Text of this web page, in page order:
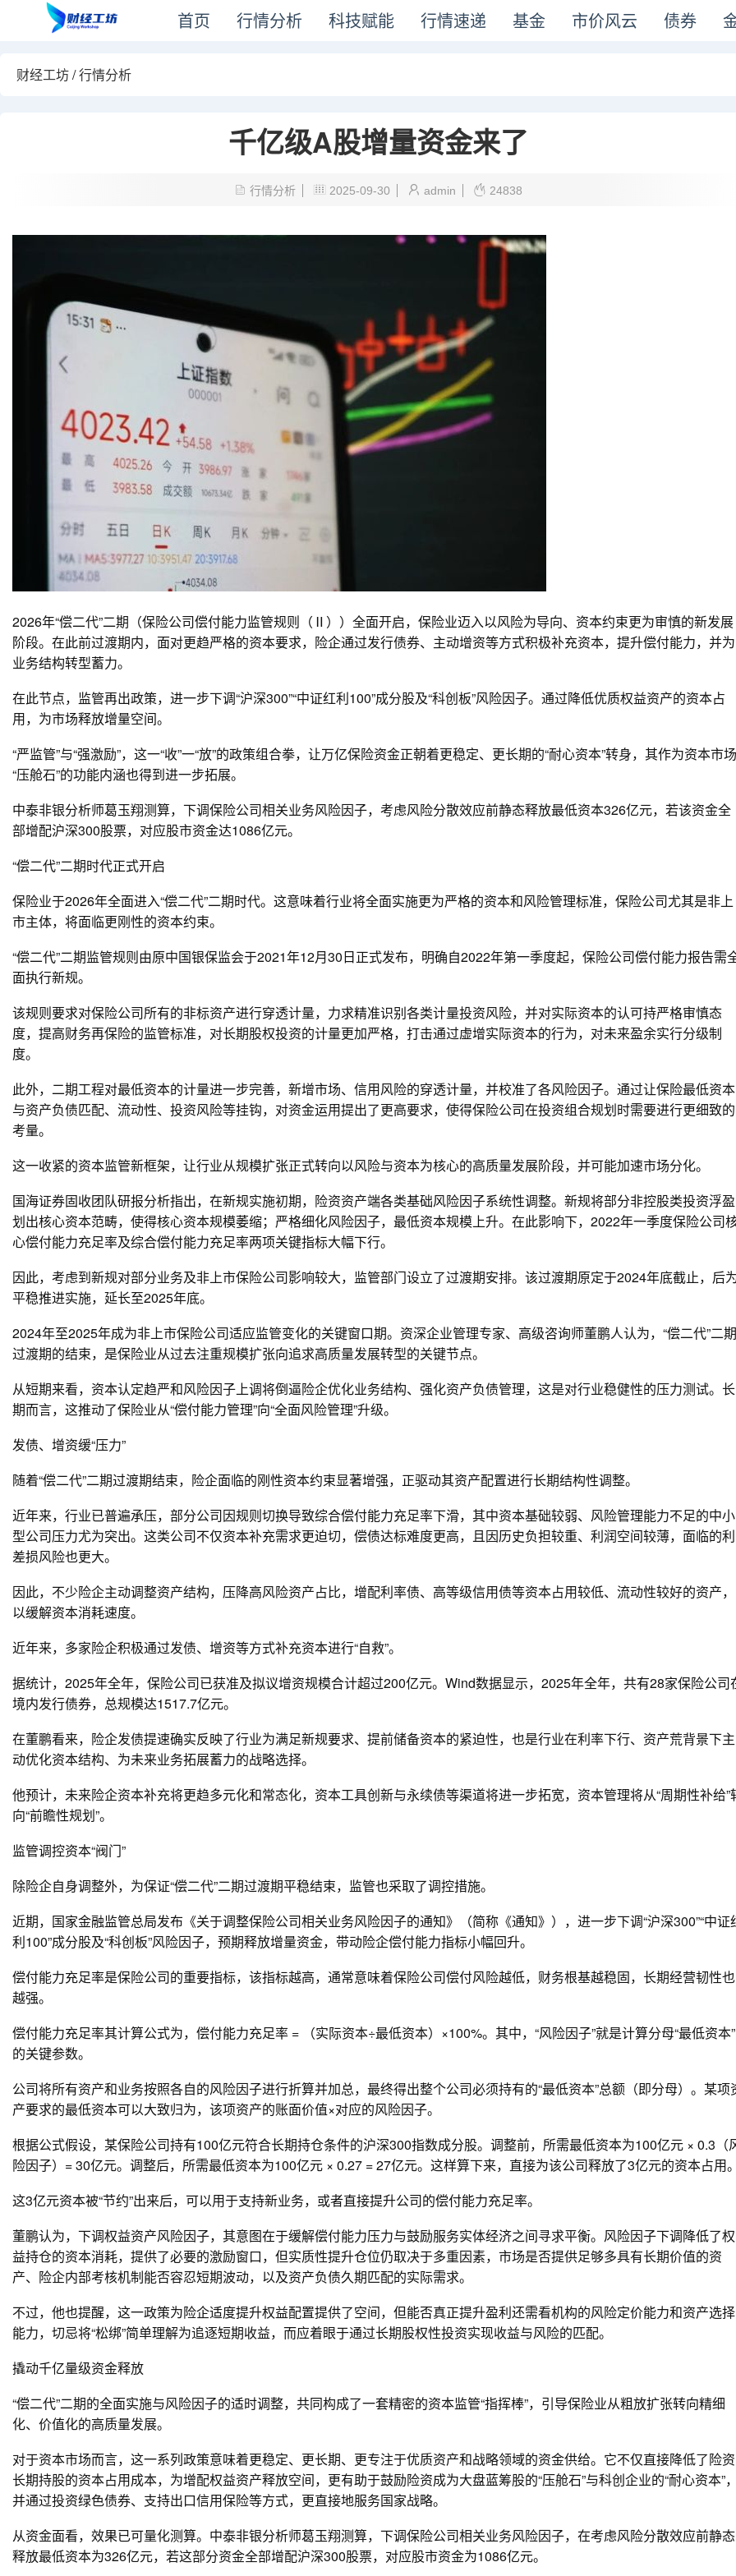
首页 行情分析 科技赋能 行情速递 基金 市价风云 债券
财经工坊/行情分析
千亿级A股增量资金来了
行情分析 2025-09-30 admin 24838
2026年“偿二代”二期（保险公司偿付能力监管规则（Ⅱ））全面开启，保险业迈入以风险为导向、资本约束更为审慎的新发展
阶段。在此前过渡期内，面对更趋严格的资本要求，险企通过发行债券、主动增资等方式积极补充资本，提升偿付能力，并为
业务结构转型蓄力。
在此节点，监管再出政策，进一步下调“沪深300”“中证红利100”成分股及“科创板”风险因子。通过降低优质权益资产的资本占
用，为市场释放增量空间。
“严监管”与“强激励”，这一“收”一“放”的政策组合拳，让万亿保险资金正朝着更稳定、更长期的“耐心资本”转身，其作为资本市场
“压舱石”的功能内涵也得到进一步拓展。
中泰非银分析师葛玉翔测算，下调保险公司相关业务风险因子，考虑风险分散效应前静态释放最低资本326亿元，若该资金全
部增配沪深300股票，对应股市资金达1086亿元。
“偿二代”二期时代正式开启
保险业于2026年全面进入“偿二代”二期时代。这意味着行业将全面实施更为严格的资本和风险管理标准，保险公司尤其是非上
市主体，将面临更刚性的资本约束。
“偿二代”二期监管规则由原中国银保监会于2021年12月30日正式发布，明确自2022年第一季度起，保险公司偿付能力报告需
面执行新规。
该规则要求对保险公司所有的非标资产进行穿透计量，力求精准识别各类计量投资风险，并对实际资本的认可持严格审慎态
度，提高财务再保险的监管标准，对长期股权投资的计量更加严格，打击通过虚增实际资本的行为，对未来盈余实行分级制
度。
此外，二期工程对最低资本的计量进一步完善，新增市场、信用风险的穿透计量，并校准了各风险因子。通过让保险最低资本
与资产负债匹配、流动性、投资风险等挂钩，对资金运用提出了更高要求，使得保险公司在投资组合规划时需要进行更细致的
考量。
这一收紧的资本监管新框架，让行业从规模扩张正式转向以风险与资本为核心的高质量发展阶段，并可能加速市场分化。
国海证券固收团队研报分析指出，在新规实施初期，险资资产端各类基础风险因子系统性调整。新规将部分非控股类投资浮盈
划出核心资本范畴，使得核心资本规模萎缩；严格细化风险因子，最低资本规模上升。在此影响下，2022年一季度保险公司
心偿付能力充足率及综合偿付能力充足率两项关键指标大幅下行。
因此，考虑到新规对部分业务及非上市保险公司影响较大，监管部门设立了过渡期安排。该过渡期原定于2024年底截止，后
平稳推进实施，延长至2025年底。
2024年至2025年成为非上市保险公司适应监管变化的关键窗口期。资深企业管理专家、高级咨询师董鹏人认为，“偿二代”二期
过渡期的结束，是保险业从过去注重规模扩张向追求高质量发展转型的关键节点。
从短期来看，资本认定趋严和风险因子上调将倒逼险企优化业务结构、强化资产负债管理，这是对行业稳健性的压力测试。长
期而言，这推动了保险业从“偿付能力管理”向“全面风险管理”升级。
发债、增资缓“压力”
随着“偿二代”二期过渡期结束，险企面临的刚性资本约束显著增强，正驱动其资产配置进行长期结构性调整。
近年来，行业已普遍承压，部分公司因规则切换导致综合偿付能力充足率下滑，其中资本基础较弱、风险管理能力不足的中小
型公司压力尤为突出。这类公司不仅资本补充需求更迫切，偿债达标难度更高，且因历史负担较重、利润空间较薄，面临的利
差损风险也更大。
因此，不少险企主动调整资产结构，压降高风险资产占比，增配利率债、高等级信用债等资本占用较低、流动性较好的资产，
以缓解资本消耗速度。
近年来，多家险企积极通过发债、增资等方式补充资本进行“自救”。
据统计，2025年全年，保险公司已获准及拟议增资规模合计超过200亿元。Wind数据显示，2025年全年，共有28家保险公司
境内发行债券，总规模达1517.7亿元。
在董鹏看来，险企发债提速确实反映了行业为满足新规要求、提前储备资本的紧迫性，也是行业在利率下行、资产荒背景下主
动优化资本结构、为未来业务拓展蓄力的战略选择。
他预计，未来险企资本补充将更趋多元化和常态化，资本工具创新与永续债等渠道将进一步拓宽，资本管理将从“周期性补给”
向“前瞻性规划”。
监管调控资本“阀门”
除险企自身调整外，为保证“偿二代”二期过渡期平稳结束，监管也采取了调控措施。
近期，国家金融监管总局发布《关于调整保险公司相关业务风险因子的通知》（简称《通知》），进一步下调“沪深300”“中证
利100”成分股及“科创板”风险因子，预期释放增量资金，带动险企偿付能力指标小幅回升。
偿付能力充足率是保险公司的重要指标，该指标越高，通常意味着保险公司偿付风险越低，财务根基越稳固，长期经营韧性也
越强。
偿付能力充足率其计算公式为，偿付能力充足率 = （实际资本÷最低资本）×100%。其中，“风险因子”就是计算分母“最低资本”
的关键参数。
公司将所有资产和业务按照各自的风险因子进行折算并加总，最终得出整个公司必须持有的“最低资本”总额（即分母）。某项
产要求的最低资本可以大致归为，该项资产的账面价值×对应的风险因子。
根据公式假设，某保险公司持有100亿元符合长期持仓条件的沪深300指数成分股。调整前，所需最低资本为100亿元 × 0.3（
险因子）= 30亿元。调整后，所需最低资本为100亿元 × 0.27 = 27亿元。这样算下来，直接为该公司释放了3亿元的资本占用
这3亿元资本被“节约”出来后，可以用于支持新业务，或者直接提升公司的偿付能力充足率。
董鹏认为，下调权益资产风险因子，其意图在于缓解偿付能力压力与鼓励服务实体经济之间寻求平衡。风险因子下调降低了权
益持仓的资本消耗，提供了必要的激励窗口，但实质性提升仓位仍取决于多重因素，市场是否提供足够多具有长期价值的资
产、险企内部考核机制能否容忍短期波动，以及资产负债久期匹配的实际需求。
不过，他也提醒，这一政策为险企适度提升权益配置提供了空间，但能否真正提升盈利还需看机构的风险定价能力和资产选择
能力，切忌将“松绑”简单理解为追逐短期收益，而应着眼于通过长期股权性投资实现收益与风险的匹配。
撬动千亿量级资金释放
“偿二代”二期的全面实施与风险因子的适时调整，共同构成了一套精密的资本监管“指挥棒”，引导保险业从粗放扩张转向精细
化、价值化的高质量发展。
对于资本市场而言，这一系列政策意味着更稳定、更长期、更专注于优质资产和战略领域的资金供给。它不仅直接降低了险资
长期持股的资本占用成本，为增配权益资产释放空间，更有助于鼓励险资成为大盘蓝筹股的“压舱石”与科创企业的“耐心资本”
并通过投资绿色债券、支持出口信用保险等方式，更直接地服务国家战略。
从资金面看，效果已可量化测算。中泰非银分析师葛玉翔测算，下调保险公司相关业务风险因子，在考虑风险分散效应前静态
释放最低资本为326亿元，若这部分资金全部增配沪深300股票，对应股市资金为1086亿元。